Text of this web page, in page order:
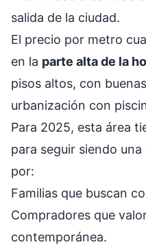
salida de la ciudad.
El precio por metro
en la parte alta de la
pisos altos, con
urbanización con
Para 2025, esta área
para seguir siendo
por:
Familias que buscan
Compradores que
contemporánea.